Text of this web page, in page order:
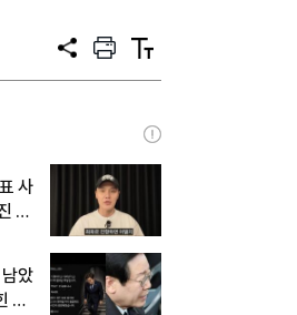
공
프
트
텍
트
사
채
았
무